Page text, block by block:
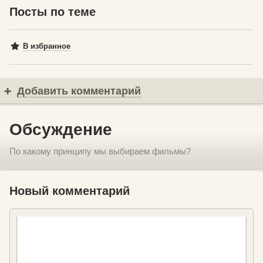
Посты по теме
В избранное
Добавить комментарий
Обсуждение
По какому принципу мы выбираем фильмы?
Новый комментарий